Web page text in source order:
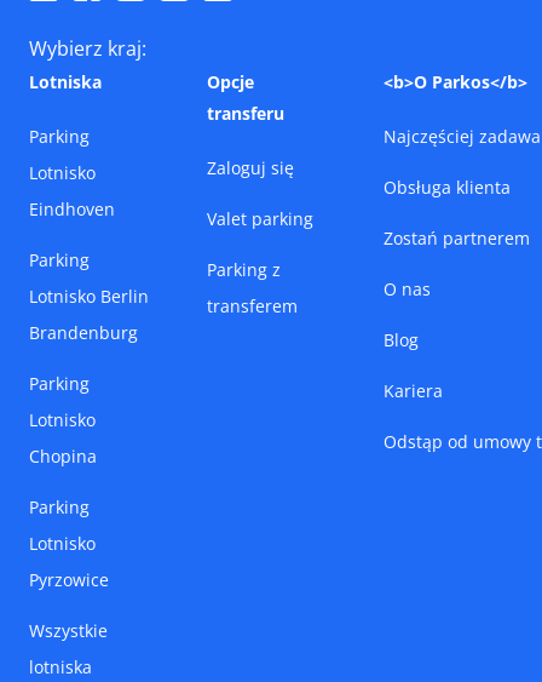
Wybierz kraj:
Lotniska
Parking
Lotnisko
Eindhoven
Parking
Lotnisko Berlin
Brandenburg
Parking
Lotnisko
Chopina
Parking
Lotnisko
Pyrzowice
Wszystkie
lotniska
Opcje
transferu
Zaloguj się
Valet parking
Parking z
transferem
<b>O Parkos</b>
Najczęściej
Obsługa klienta
Zostań partnerem
O nas
Blog
Kariera
Odstąp od umowy